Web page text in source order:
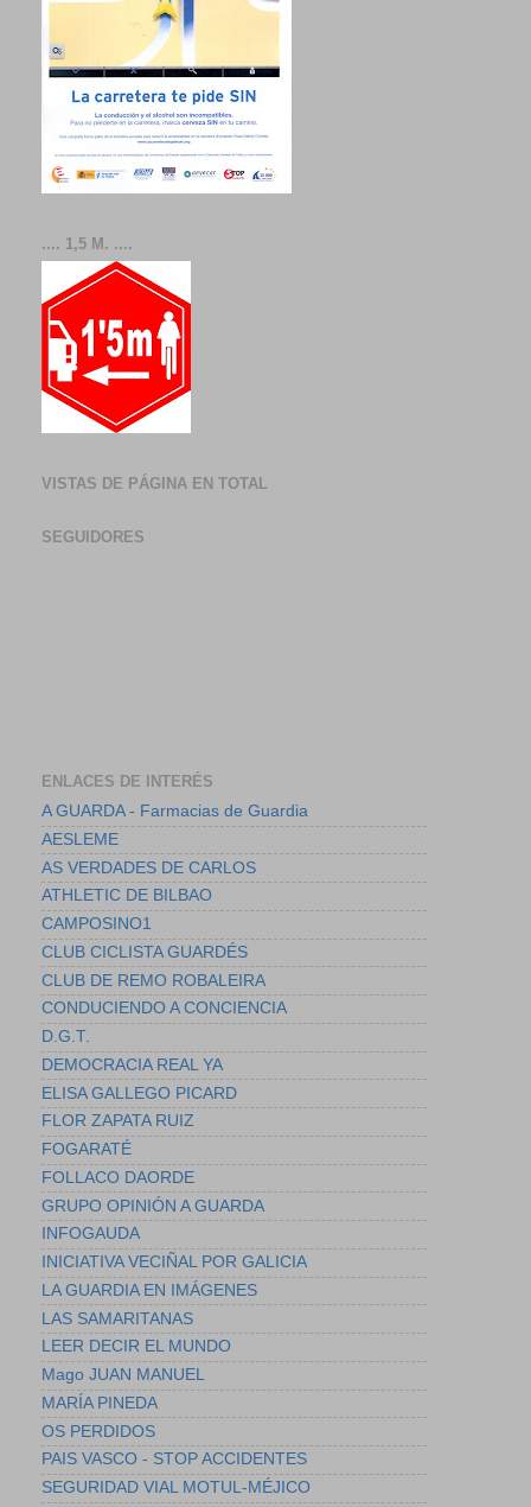
.... 1,5 M. ....
VISTAS DE PÁGINA EN TOTAL
SEGUIDORES
ENLACES DE INTERÉS
A GUARDA - Farmacias de Guardia
AESLEME
AS VERDADES DE CARLOS
ATHLETIC DE BILBAO
CAMPOSINO1
CLUB CICLISTA GUARDÉS
CLUB DE REMO ROBALEIRA
CONDUCIENDO A CONCIENCIA
D.G.T.
DEMOCRACIA REAL YA
ELISA GALLEGO PICARD
FLOR ZAPATA RUIZ
FOGARATÉ
FOLLACO DAORDE
GRUPO OPINIÓN A GUARDA
INFOGAUDA
INICIATIVA VECIÑAL POR GALICIA
LA GUARDIA EN IMÁGENES
LAS SAMARITANAS
LEER DECIR EL MUNDO
Mago JUAN MANUEL
MARÍA PINEDA
OS PERDIDOS
PAIS VASCO - STOP ACCIDENTES
SEGURIDAD VIAL MOTUL-MÉJICO